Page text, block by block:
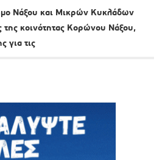
Νάξου και Μικρών Κυκλάδων
της κοινότητας Κορώνου Νάξου,
για τις